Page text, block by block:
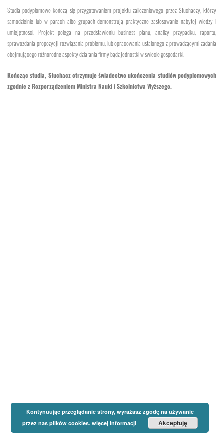
Studia podyplomowe kończą się przygotowaniem projektu zaliczeniowego przez Słuchaczy, którzy
samodzielnie lub w parach albo grupach demonstrują praktyczne zastosowanie nabytej wiedzy i
umiejętności. Projekt polega na przedstawieniu business planu, analizy przypadku, raportu,
sprawozdania propozycji rozwiązania problemu, lub opracowania ustalonego z prowadzącymi zadania
obejmującego różnorodne aspekty działania firmy bądź jednostki w świecie gospodarki.
Kończąc studia, Słuchacz otrzymuje świadectwo ukończenia studiów podyplomowych
zgodnie z Rozporządzeniem Ministra Nauki i Szkolnictwa Wyższego.
Kontynuując przeglądanie strony, wyrażasz zgodę na używanie
przez nas plików cookies. więcej informacji Akceptuję